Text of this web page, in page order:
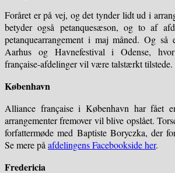
Foråret er på vej, og det tynder lidt ud i
betyder også petanquesæson, og to af
petanquearrangement i maj måned. Og
Aarhus og Havnefestival i Odense,
française-afdelinger vil være talstærkt tilstede.
København
Alliance française i København har fået
arrangementer fremover vil blive opslået.
forfattermøde med Baptiste Boryczka, der
Se mere på afdelingens Facebookside her.
Fredericia